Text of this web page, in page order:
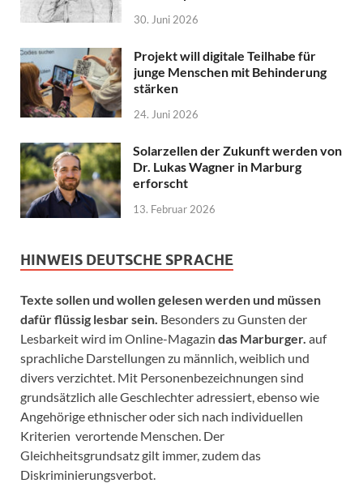
30. Juni 2026
Projekt will digitale Teilhabe für
junge Menschen mit Behinderung
stärken
24. Juni 2026
Solarzellen der Zukunft werden von
Dr. Lukas Wagner in Marburg
erforscht
13. Februar 2026
HINWEIS DEUTSCHE SPRACHE
Texte sollen und wollen gelesen werden und müssen
dafür flüssig lesbar sein. Besonders zu Gunsten der
Lesbarkeit wird im Online-Magazin das Marburger. auf
sprachliche Darstellungen zu männlich, weiblich und
divers verzichtet. Mit Personenbezeichnungen sind
grundsätzlich alle Geschlechter adressiert, ebenso wie
Angehörige ethnischer oder sich nach individuellen
Kriterien verortende Menschen. Der
Gleichheitsgrundsatz gilt immer, zudem das
Diskriminierungsverbot.